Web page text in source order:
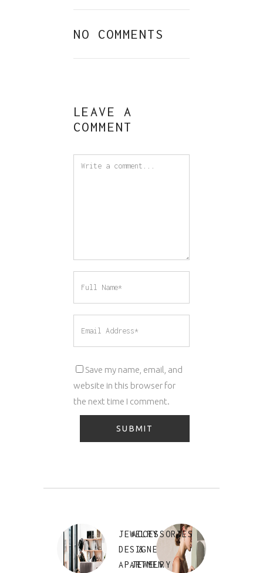
NO COMMENTS
LEAVE A
COMMENT
Save my name, email, and
website in this browser for
the next time I comment.
JEWELRY
DESIGNER
APARTMENT
ACCESSORIES
&
JEWELRY